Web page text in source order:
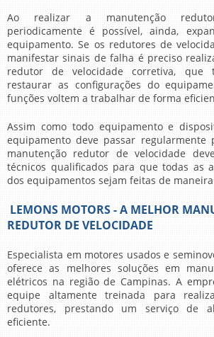
Ao realizar a manutenção
periodicamente é possível, ainda,
equipamento. Se os redutores de
manifestar sinais de falha é preciso
redutor de velocidade corretiva, que
restaurar as configurações do
funções voltem a trabalhar de forma
Assim como todo equipamento e
equipamento deve passar regularmente
manutenção redutor de velocidade
técnicos qualificados para que todas as
dos equipamentos sejam feitas de
LEMONS MOTORS - A MELHOR
REDUTOR DE VELOCIDADE
Especialista em motores usados e
oferece as melhores soluções em
elétricos na região de Campinas. A
equipe altamente treinada para
redutores, prestando um serviço de
eficiente.